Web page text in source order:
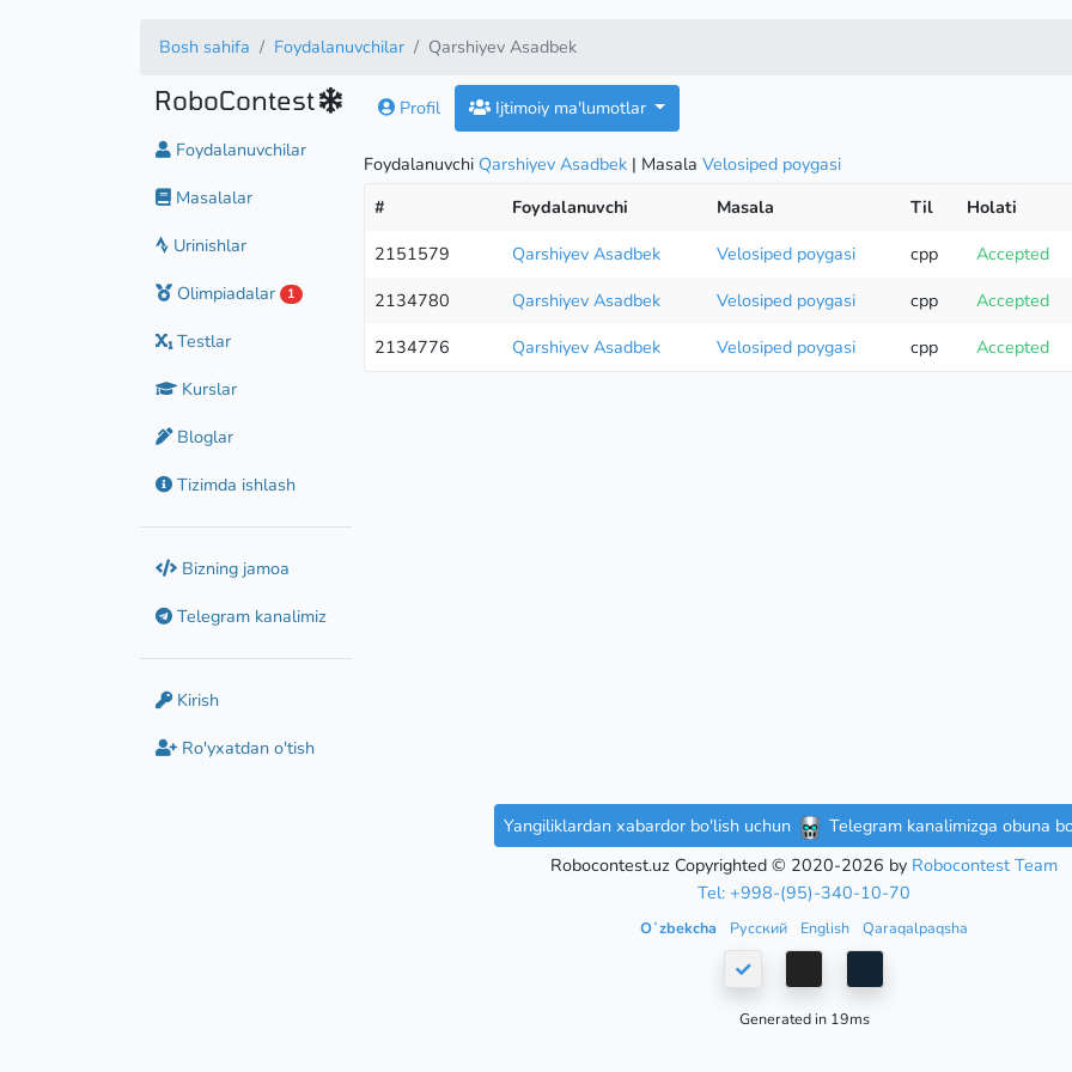
Bosh sahifa Foydalanuvchilar Qarshiyev Asadbek
RoboContest
Foydalanuvchilar
Masalalar
Urinishlar
Olimpiadalar
1
Testlar
Kurslar
Bloglar
Tizimda ishlash
Bizning jamoa
Telegram kanalimiz
Kirish
Ro'yxatdan o'tish
Profil Ijtimoiy ma'lumotlar
Foydalanuvchi Qarshiyev Asadbek| Masala Velosiped poygasi
#
Foydalanuvchi Masala Til
Holati
2151579
Qarshiyev Asadbek Velosiped poygasi cpp
Accepted
2134780
Qarshiyev Asadbek Velosiped poygasi cpp
Accepted
2134776
Qarshiyev Asadbek Velosiped poygasi cpp Accepted
Yangiliklardan xabardor bo'lish uchun
Telegram kanalimizga obuna
Robocontest.uz Copyrighted © 2020-2026 by Robocontest Team
Tel: +998-(95)-340-10-70
Oʻzbekcha Русский English Qaraqalpaqsha
Generated in 19ms